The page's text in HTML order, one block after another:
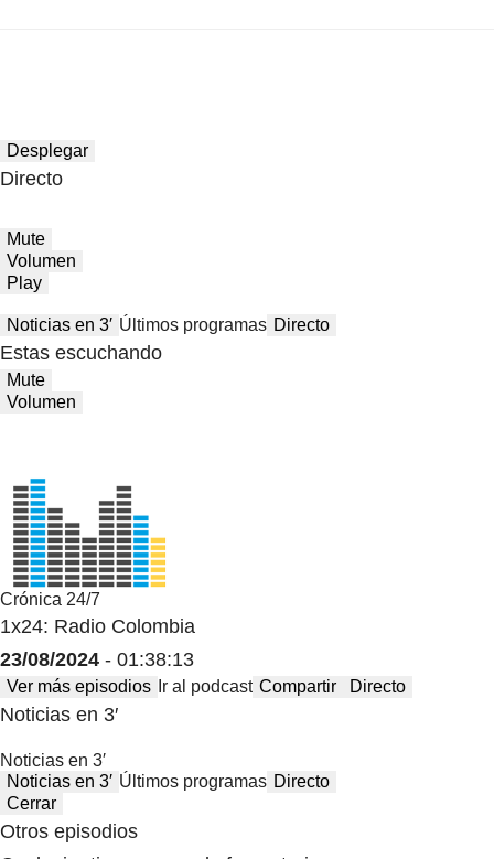
Desplegar
Directo
Mute
Volumen
Play
Noticias en 3′ Últimos programas Directo
Estas escuchando
Mute
Volumen
Crónica 24/7
1x24: Radio Colombia
23/08/2024 - 01:38:13
Ver más episodios Ir al podcast Compartir Directo
Noticias en 3′
Noticias en 3′
Noticias en 3′ Últimos programas Directo
Cerrar
Otros episodios